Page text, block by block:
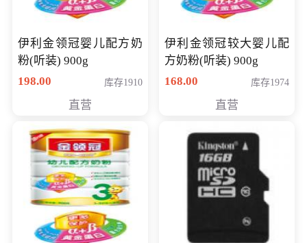
伊利金领冠婴儿配方奶
粉(听装) 900g
198.00
库存1910
直营
伊利金领冠较大婴儿配
方奶粉(听装) 900g
168.00
库存1974
直营